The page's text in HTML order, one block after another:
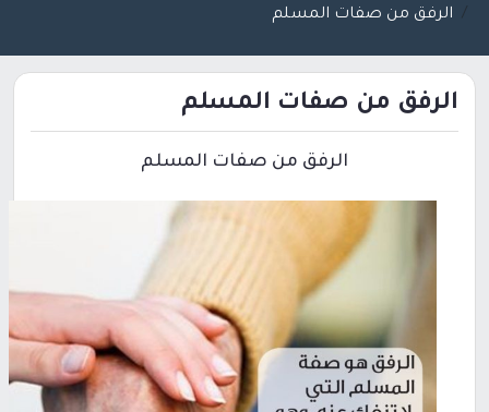
الرفق من صفات المسلم
الرفق من صفات المسلم
الرفق من صفات المسلم